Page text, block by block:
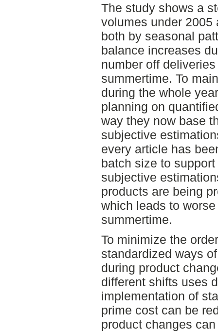
The study shows a
volumes under 2005
both by seasonal
balance increases
number off
summertime. To
during the whole
planning on
way they now base
subjective
every article has
batch size to
subjective
products are being
which leads to
summertime.
To minimize the
standardized ways
during product
different shifts uses
implementation of
prime cost can be
product changes